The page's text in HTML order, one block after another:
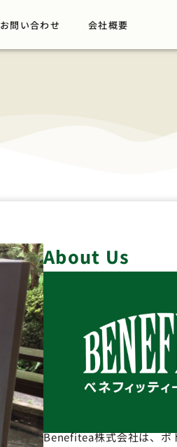
お問い合わせ 会社概要
About Us
Benefitea株式会社は、ボ